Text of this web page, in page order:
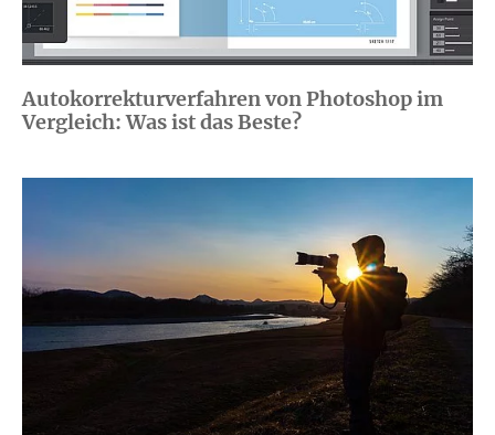
Autokorrekturverfahren von Photoshop im
Vergleich: Was ist das Beste?